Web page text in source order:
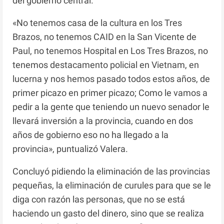
«No tenemos casa de la cultura en los Tres
Brazos, no tenemos CAID en la San Vicente de
Paul, no tenemos Hospital en Los Tres Brazos, no
tenemos destacamento policial en Vietnam, en
lucerna y nos hemos pasado todos estos años, de
primer picazo en primer picazo; Como le vamos a
pedir a la gente que teniendo un nuevo senador le
llevará inversión a la provincia, cuando en dos
años de gobierno eso no ha llegado a la
provincia», puntualizó Valera.
Concluyó pidiendo la eliminación de las provincias
pequeñas, la eliminación de curules para que se le
diga con razón las personas, que no se está
haciendo un gasto del dinero, sino que se realiza